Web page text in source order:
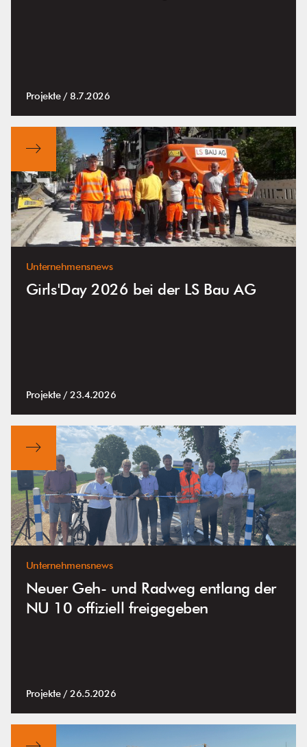
Projekte / 8.7.2026
Unternehmensnews
Girls'Day 2026 bei der LS Bau AG
Projekte / 23.4.2026
Unternehmensnews
Neuer Geh- und Radweg entlang der
NU 10 offiziell freigegeben
Projekte / 26.5.2026